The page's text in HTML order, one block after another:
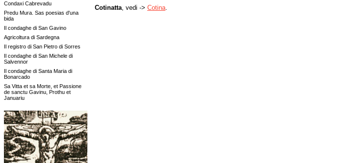
Condaxi Cabrevadu
Predu Mura. Sas poesias d'una
bida
Il condaghe di San Gavino
Agricoltura di Sardegna
Il registro di San Pietro di Sorres
Il condaghe di San Michele di
Salvennor
Il condaghe di Santa Maria di
Bonarcado
Sa Vitta et sa Morte, et Passione
de sanctu Gavinu, Prothu et
Januariu
Cotinatta , vedi -> Cotina